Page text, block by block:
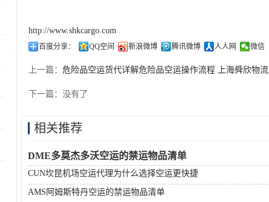
http://www.shkcargo.com
百度分享： QQ空间 新浪微博 腾讯微博 人人网 微信
上一篇： 危险品空运货代详解危险品空运操作流程 上海舜欣物流
下一篇： 没有了
相关推荐
DME多莫杰多沃空运的禁运物品清单
CUN坎昆机场空运代理为什么选择空运更快捷
AMS阿姆斯特丹空运的禁运物品清单